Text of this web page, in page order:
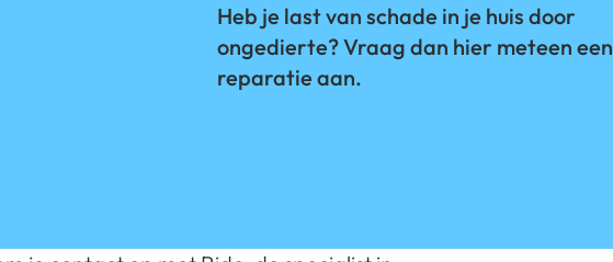
Heb je last van schade in je huis door
ongedierte? Vraag dan hier meteen een
reparatie aan.